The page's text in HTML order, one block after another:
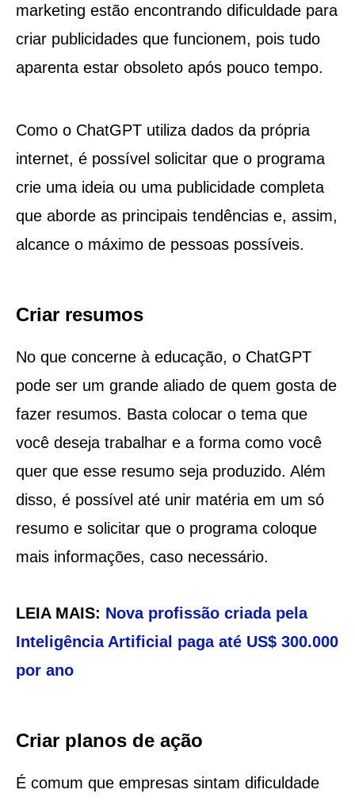
marketing estão encontrando dificuldade para
criar publicidades que funcionem, pois tudo
aparenta estar obsoleto após pouco tempo.
Como o ChatGPT utiliza dados da própria
internet, é possível solicitar que o programa
crie uma ideia ou uma publicidade completa
que aborde as principais tendências e, assim,
alcance o máximo de pessoas possíveis.
Criar resumos
No que concerne à educação, o ChatGPT
pode ser um grande aliado de quem gosta de
fazer resumos. Basta colocar o tema que
você deseja trabalhar e a forma como você
quer que esse resumo seja produzido. Além
disso, é possível até unir matéria em um só
resumo e solicitar que o programa coloque
mais informações, caso necessário.
LEIA MAIS: Nova profissão criada pela
Inteligência Artificial paga até US$ 300.000
por ano
Criar planos de ação
É comum que empresas sintam dificuldade